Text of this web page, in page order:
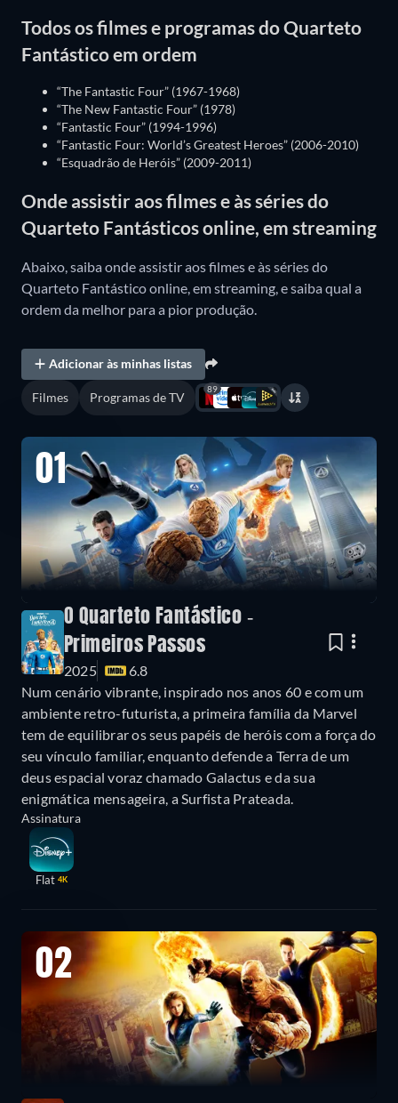
Todos os filmes e programas do Quarteto
Fantástico em ordem
“The Fantastic Four” (1967-1968)
“The New Fantastic Four” (1978)
“Fantastic Four” (1994-1996)
“Fantastic Four: World’s Greatest Heroes” (2006-2010)
“Esquadrão de Heróis” (2009-2011)
Onde assistir aos filmes e às séries do
Quarteto Fantásticos online, em streaming
Abaixo, saiba onde assistir aos filmes e às séries do
Quarteto Fantástico online, em streaming, e saiba qual a
ordem da melhor para a pior produção.
Adicionar às minhas listas
Filmes Programas de TV
89
01
O Quarteto Fantástico -
Primeiros Passos
2025
6.8
Num cenário vibrante, inspirado nos anos 60 e com um
ambiente retro-futurista, a primeira família da Marvel
tem de equilibrar os seus papéis de heróis com a força do
seu vínculo familiar, enquanto defende a Terra de um
deus espacial voraz chamado Galactus e da sua
enigmática mensageira, a Surfista Prateada.
Assinatura
Flat 4K
02